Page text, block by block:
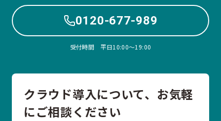
0120-677-989
受付時間 平日10:00〜19:00
クラウド導入について、お気軽
にご相談ください